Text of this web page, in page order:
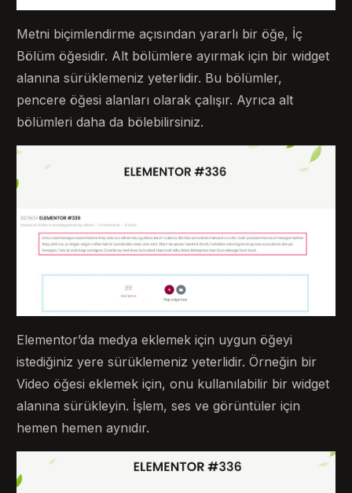
Metni biçimlendirme açısından yararlı bir öğe, İç
Bölüm öğesidir. Alt bölümlere ayırmak için bir widget
alanına sürüklemeniz yeterlidir. Bu bölümler,
pencere öğesi alanları olarak çalışır. Ayrıca alt
bölümleri daha da bölebilirsiniz.
Elementor’da medya eklemek için uygun öğeyi
istediğiniz yere sürüklemeniz yeterlidir. Örneğin bir
Video öğesi eklemek için, onu kullanılabilir bir widget
alanına sürükleyin. İşlem, ses ve görüntüler için
hemen hemen aynıdır.